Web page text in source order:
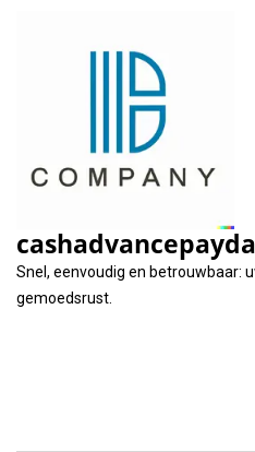
Snel, eenvoudig en betrouwbaar:
gemoedsrust.
Tag: lening